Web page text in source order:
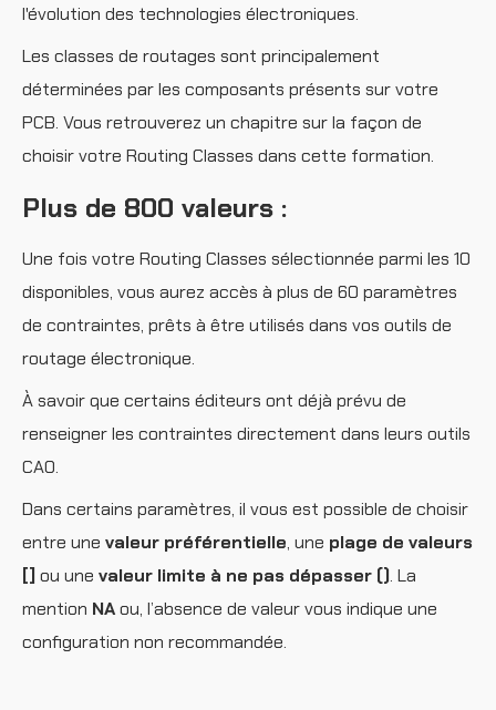
l'évolution des technologies électroniques.
Les classes de routages sont principalement
déterminées par les composants présents sur votre
PCB. Vous retrouverez un chapitre sur la façon de
choisir votre Routing Classes dans cette formation.
Plus de 800 valeurs :
Une fois votre Routing Classes sélectionnée parmi les 10
disponibles, vous aurez accès à plus de 60 paramètres
de contraintes, prêts à être utilisés dans vos outils de
routage électronique.
À savoir que certains éditeurs ont déjà prévu de
renseigner les contraintes directement dans leurs outils
CAO.
Dans certains paramètres, il vous est possible de choisir
entre une valeur préférentielle, une plage de valeurs
[] ou une valeur limite à ne pas dépasser (). La
mention NAou, l’absence de valeur vous indique une
configuration non recommandée.